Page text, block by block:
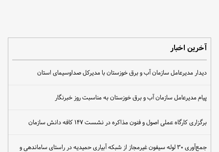
آخرین اخبار
دیدار مدیرعامل سازمان آب و برق خوزستان با مدیرکل صداوسیمای استان
پیام مدیرعامل سازمان آب و برق خوزستان به مناسبت روز خبرنگار
برگزاری کارگاه عملی اصول و فنون مذاکره در نشست ۱۴۷ کافه دانش سازمان
جمع‌آوری ۳۰ لوله سیفون غیرمجاز از شبکه آبیاری حمیدیه در راستای ساماندهی و